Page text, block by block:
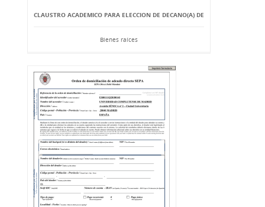
CLAUSTRO ACADEMICO PARA ELECCION DE DECANO(A) DE
Bienes raíces